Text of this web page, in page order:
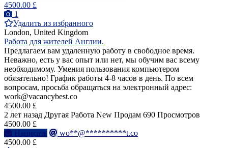
4500.00 £
1
Удалить из избранного
London, United Kingdom
Работа для жителей Англии.
Предлагаем вам удаленную работу в свободное время.
Неважно, есть у вас опыт или нет, мы обучим вас всему
необходимому. Умения пользования компьютером
обязательно! График работы 4-8 часов в день. По всем
вопросам, просьба обращаться на электронный адрес:
work@vacancybest.co
4500.00 £
2 лет назад Другая Работа New Продам 690 Просмотров
4500.00 £
Написать
wo**@**********t.co
4500.00 £